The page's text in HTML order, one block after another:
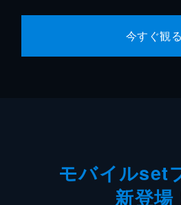
今すぐ観る
モバイルset
新登場